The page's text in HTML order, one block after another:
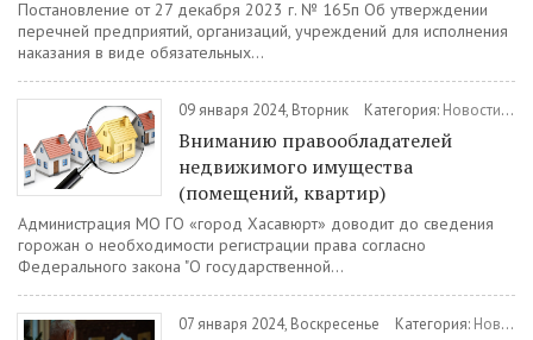
Постановление от 27 декабря 2023 г. № 165п Об утверждении
перечней предприятий, организаций, учреждений для исполнения
наказания в виде обязательных...
09 января 2024, Вторник Категория: Новости/
Вниманию правообладателей
недвижимого имущества
(помещений, квартир)
Администрация МО ГО «город Хасавюрт» доводит до сведения
горожан о необходимости регистрации права согласно
Федерального закона "О государственной...
07 января 2024, Воскресенье Категория: Новости